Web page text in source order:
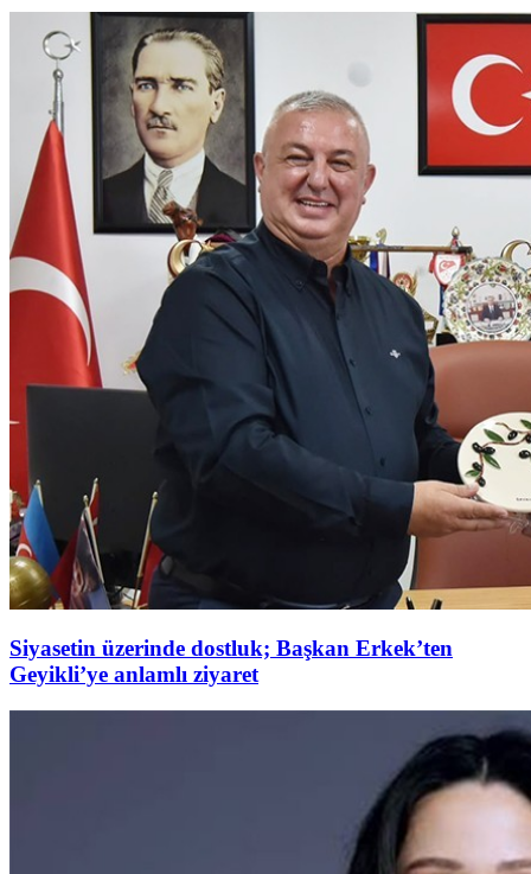
Siyasetin üzerinde dostluk; Başkan Erkek’ten
Geyikli’ye anlamlı ziyaret